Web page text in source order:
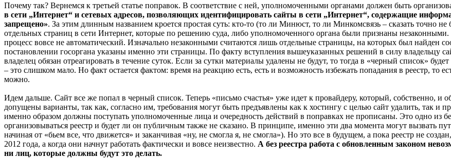
Почему так? Вернемся к третьей статье поправок. В соответствие с ней, уполномоченными органами должен быть
в сети „Интернет“ и сетевых адресов, позволяющих идентифицировать сайты в сети „Интернет“, содержащие
запрещено». За этим длинным названием кроется простая суть: кто-то (то ли Минюст, то ли Минкомсвязь – сказать точно не
отдельных страниц в сети Интернет, которые по решению суда, либо уполномоченного органа были признаны незаконными.
процесс вовсе не автоматический. Изначально незаконными считаются лишь отдельные страницы, на которых был найден
постановлении госоргана указаны именно эти страницы. По факту вступления вышеуказанных решений в силу владельцу
владелец обязан отреагировать в течение суток. Если за сутки материалы удалены не будут, то тогда в «черный список»
– это слишком мало. Но факт остается фактом: время на реакцию есть, есть и возможность избежать попадания в реестр, то
можно.
Идем дальше. Сайт все же попал в черный список. Теперь «письмо счастья» уже идет к провайдеру, который, собственно, и
допущены варианты, так как, согласно им, требования могут быть предъявлены как к хостингу с целью сайт удалить, так и
именно образом должны поступать уполномоченные лица и очередность действий в поправках не прописаны. Это одно из
организовываться реестр и будет ли он публичным также не сказано. В принципе, именно эти два момента могут вызвать
начиная от «бьем все, что движется» и заканчивая «ну, не смогла я, не смогла»). Но это все в будущем, а пока реестр не
2012 года, а когда они начнут работать фактически и вовсе неизвестно. А без реестра работа с обновленным законом
ни лиц, которые должны будут это делать.